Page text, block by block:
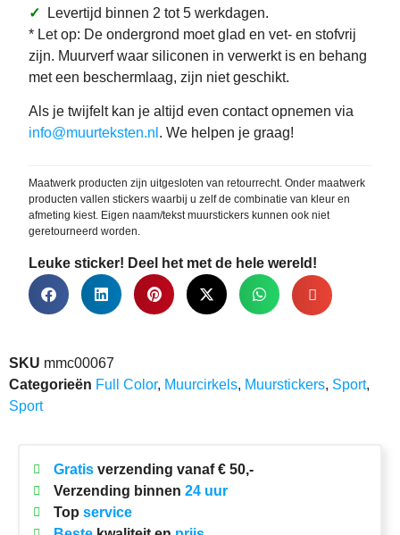
✓ Levertijd binnen 2 tot 5 werkdagen.
* Let op: De ondergrond moet glad en vet- en stofvrij
zijn. Muurverf waar siliconen in verwerkt is en behang
met een beschermlaag, zijn niet geschikt.
Als je twijfelt kan je altijd even contact opnemen via
info@muurteksten.nl . We helpen je graag!
Maatwerk producten zijn uitgesloten van retourrecht. Onder maatwerk
producten vallen stickers waarbij u zelf de combinatie van kleur en
afmeting kiest. Eigen naam/tekst muurstickers kunnen ook niet
geretourneerd worden.
Leuke sticker! Deel het met de hele wereld!
SKU mmc00067
Categorieën Full Color, Muurcirkels, Muurstickers, Sport,
Sport
Gratisverzending vanaf € 50,-
Verzending binnen 24 uur
Top service